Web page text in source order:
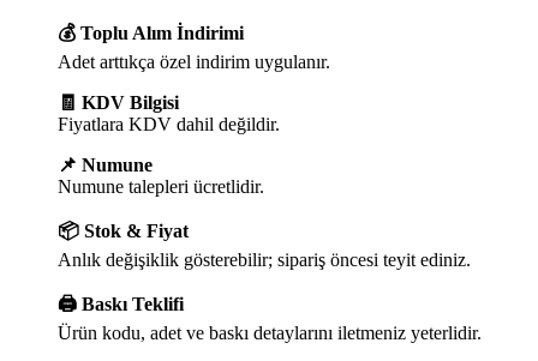
💰 Toplu Alım İndirimi
Adet arttıkça özel indirim uygulanır.
🧾 KDV Bilgisi
Fiyatlara KDV dahil değildir.
📌 Numune
Numune talepleri ücretlidir.
📦 Stok & Fiyat
Anlık değişiklik gösterebilir; sipariş öncesi teyit ediniz.
🖨️ Baskı Teklifi
Ürün kodu, adet ve baskı detaylarını iletmeniz yeterlidir.